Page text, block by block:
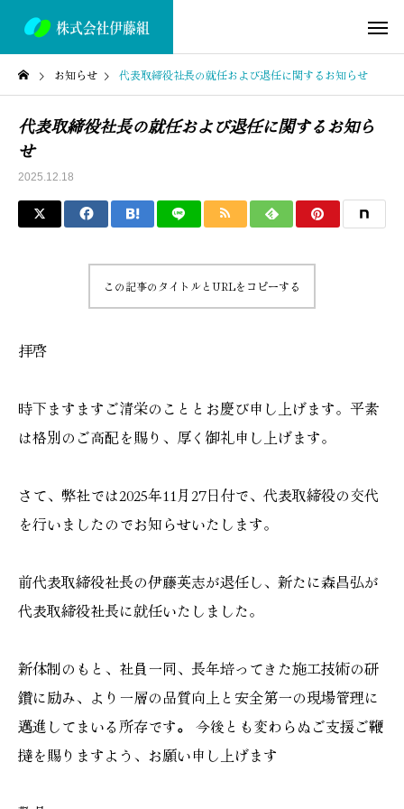
お知らせ 代表取締役社長の就任および退任に関するお知らせ
代表取締役社長の就任および退任に関するお知ら
せ
2025.12.18
この記事のタイトルとURLをコピーする
拝啓
時下ますますご清栄のこととお慶び申し上げます。平素
は格別のご高配を賜り、厚く御礼申し上げます。
さて、弊社では2025年11月27日付で、代表取締役の交代
を行いましたのでお知らせいたします。
前代表取締役社長の伊藤英志が退任し、新たに森昌弘が
代表取締役社長に就任いたしました。
新体制のもと、社員一同、長年培ってきた施工技術の研
鑽に励み、より一層の品質向上と安全第一の現場管理に
邁進してまいる所存です。 今後とも変わらぬご支援ご鞭
撻を賜りますよう、お願い申し上げます